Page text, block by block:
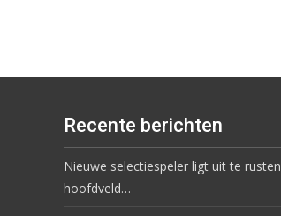
Recente berichten
Nieuwe selectiespeler ligt uit te
hoofdveld…